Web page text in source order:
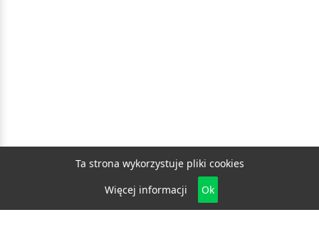
Ta strona wykorzystuje pliki cookies
Więcej informacji
Ok